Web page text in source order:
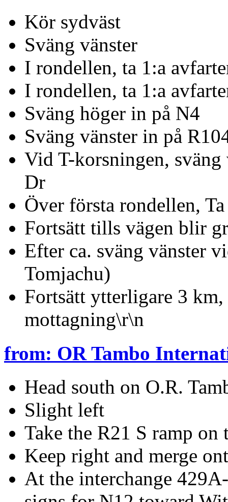
Kör sydväst
Sväng vänster
I rondellen, ta 1:a
I rondellen, ta 1:a
Sväng höger in på N4
Sväng vänster in på
Vid T-korsningen,
Dr
Över första rondellen,
Fortsätt tills vägen blir
Efter ca. sväng vänster
Tomjachu)
Fortsätt ytterligare 3
mottagning\r\n
from: OR Tambo
Head south on O.R.
Slight left
Take the R21 S ramp
Keep right and merge
At the interchange